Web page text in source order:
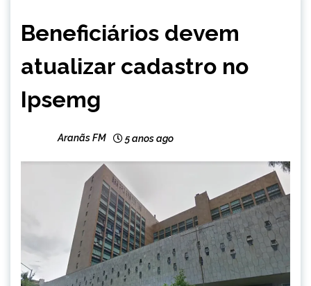
GERAIS
Beneficiários devem
atualizar cadastro no
Ipsemg
Aranãs FM 5 anos ago